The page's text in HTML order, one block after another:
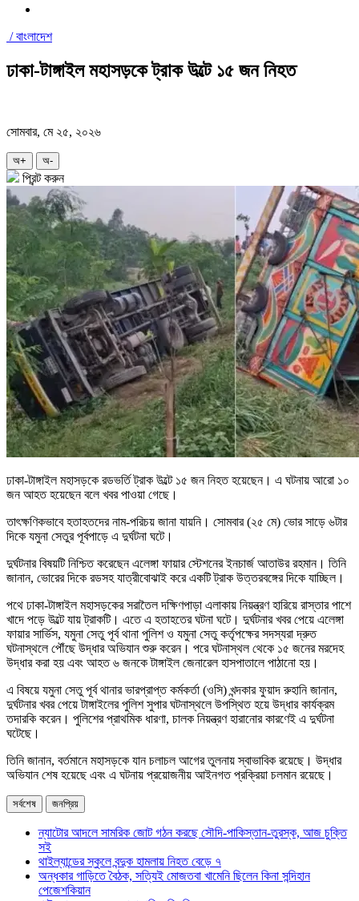
/বাংলাদেশ
ঢাকা-টাঙ্গাইল মহাসড়কে ট্রাক উল্টে ১৫ জন নিহত
সোমবার, মে ২৫, ২০২৬
অ+ অ-
প্রিন্ট করুন
ঢাকা-টাঙ্গাইল মহাসড়কে রডভর্তি ট্রাক উল্টে ১৫ জন নিহত হয়েছেন। এ ঘটনায় আরো ১০
জন আহত হয়েছেন বলে খবর পাওয়া গেছে।
তাৎক্ষণিকভাবে হতাহতদের নাম-পরিচয় জানা যায়নি। সোমবার (২৫ মে) ভোর সাড়ে ৬টার
দিকে যমুনা সেতুর পূর্বপাড়ে এ দুর্ঘটনা ঘটে।
দুর্ঘটনার বিষয়টি নিশ্চিত করেছেন এলেঙ্গা ফায়ার স্টেশনের ইনচার্জ আতাউর রহমান। তিনি
জানান, ভোরের দিকে রডসহ যাত্রীবোঝাই করে একটি ট্রাক উত্তরবঙ্গের দিকে যাচ্ছিল।
পথে ঢাকা-টাঙ্গাইল মহাসড়কের সরাতৈল দক্ষিণপাড়া এলাকায় নিয়ন্ত্রণ হারিয়ে রাস্তার পাশে
খাদে পড়ে উল্টে যায় ট্রাকটি। এতে এ হতাহতের ঘটনা ঘটে। দুর্ঘটনার খবর পেয়ে এলেঙ্গা
ফায়ার সার্ভিস, যমুনা সেতু পূর্ব থানা পুলিশ ও যমুনা সেতু কর্তৃপক্ষের সদস্যরা দ্রুত
ঘটনাস্থলে পৌঁছে উদ্ধার অভিযান শুরু করেন। পরে ঘটনাস্থল থেকে ১৫ জনের মরদেহ
উদ্ধার করা হয় এবং আহত ৬ জনকে টাঙ্গাইল জেনারেল হাসপাতালে পাঠানো হয়।
এ বিষয়ে যমুনা সেতু পূর্ব থানার ভারপ্রাপ্ত কর্মকর্তা (ওসি) খন্দকার ফুয়াদ রুহানি জানান,
দুর্ঘটনার খবর পেয়ে টাঙ্গাইলের পুলিশ সুপার ঘটনাস্থলে উপস্থিত হয়ে উদ্ধার কার্যক্রম
তদারকি করেন। পুলিশের প্রাথমিক ধারণা, চালক নিয়ন্ত্রণ হারানোর কারণেই এ দুর্ঘটনা
ঘটেছে।
তিনি জানান, বর্তমানে মহাসড়কে যান চলাচল আগের তুলনায় স্বাভাবিক রয়েছে। উদ্ধার
অভিযান শেষ হয়েছে এবং এ ঘটনায় প্রয়োজনীয় আইনগত প্রক্রিয়া চলমান রয়েছে।
সর্বশেষ জনপ্রিয়
ন্যাটোর আদলে সামরিক জোট গঠন করছে সৌদি-পাকিস্তান-তুরস্ক, আজ চুক্তি
সই
থাইল্যান্ডের স্কুলে বন্দুক হামলায় নিহত বেড়ে ৭
অন্ধকার গাড়িতে বৈঠক, সত্যিই মোজতবা খামেনি ছিলেন কিনা সন্দিহান
পেজেশকিয়ান